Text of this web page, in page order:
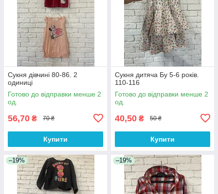
Сукня дівчині 80-86. 2
одиниці
Готово до відправки менше 2
од.
56,70 ₴ 70 ₴
Купити
Сукня дитяча Бу 5-6 років.
110-116
Готово до відправки менше 2
од.
40,50 ₴ 50 ₴
Купити
–19% –19%